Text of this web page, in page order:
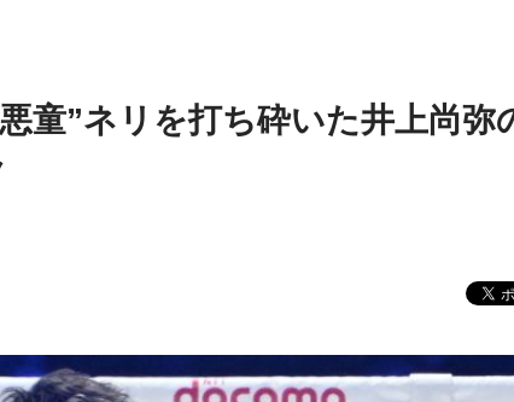
童”ネリを打ち砕いた井上尚弥